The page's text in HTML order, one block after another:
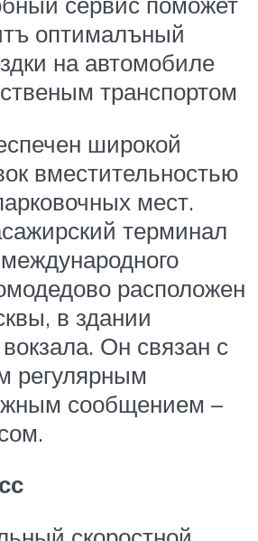
оптималъный
на автомобиле
транспортом
широкой
вместительностью
мест.
терминал
расположен
в здании
Он связан с
регулярным
сообщением –